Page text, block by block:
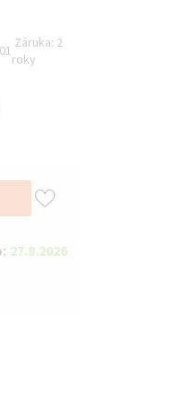
Záruka: 2
roky
27.8.2026